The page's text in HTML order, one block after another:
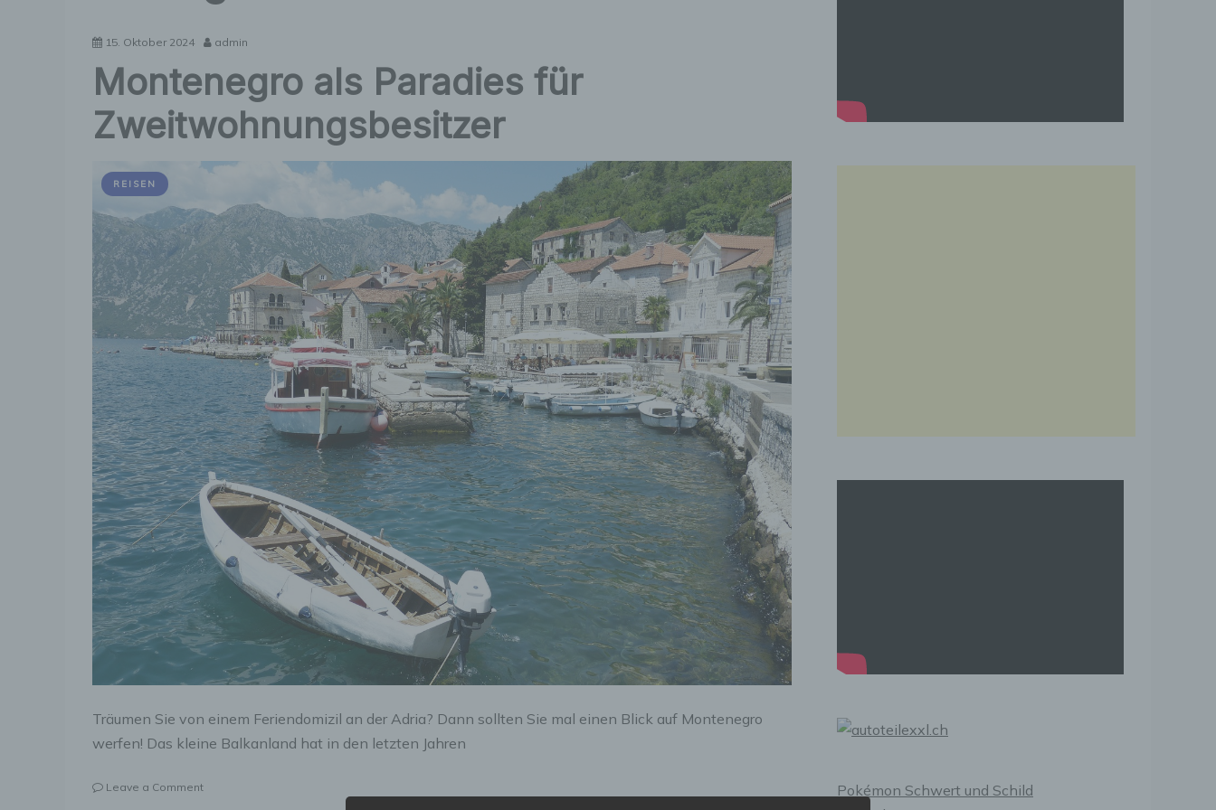
15. Oktober 2024 admin
Montenegro als Paradies für
Zweitwohnungsbesitzer
REISEN
Träumen Sie von einem Feriendomizil an der Adria? Dann sollten Sie mal einen Blick auf Montenegro
werfen! Das kleine Balkanland hat in den letzten Jahren
Leave a Commenton
Pokémon Schwert und Schild